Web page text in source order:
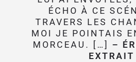
ÉCHO À CE
TRAVERS LES
MOI JE POINTAIS
MORCEAU. […] –
EXTRAIT